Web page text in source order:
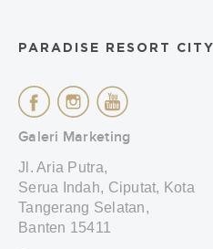
PARADISE RESORT CITY
Galeri Marketing
Jl. Aria Putra,
Serua Indah, Ciputat, Kota
Tangerang Selatan,
Banten 15411